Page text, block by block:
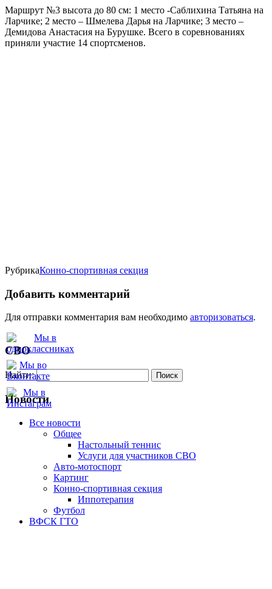
Маршрут №3 высота до 80 см: 1 место -Саблихина Татьяна на
Ларчике; 2 место – Шмелева Дарья на Ларчике; 3 место –
Демидова Анастасия на Бурушке. Всего в соревнованиях
приняли участие 14 спортсменов.
РубрикаКонно-спортивная секция
Добавить комментарий
Для отправки комментария вам необходимо авторизоваться.
СВО
Найти:
Новости
Все новости
Oбщее
Настольный теннис
Услуги для участников СВО
Авто-мотоспорт
Картинг
Конно-спортивная секция
Иппотерапия
Футбол
ВФСК ГТО